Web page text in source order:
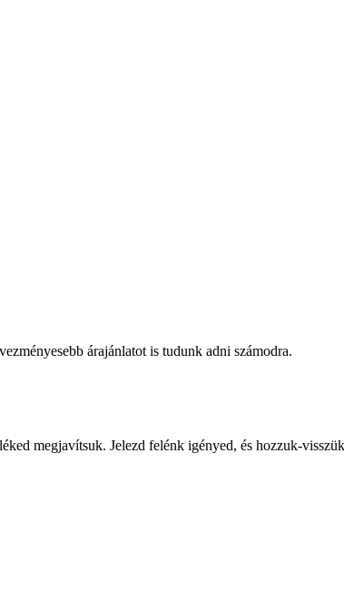
árajánlatot is tudunk adni számodra.
megjavítsuk. Jelezd felénk igényed, és hozzuk-